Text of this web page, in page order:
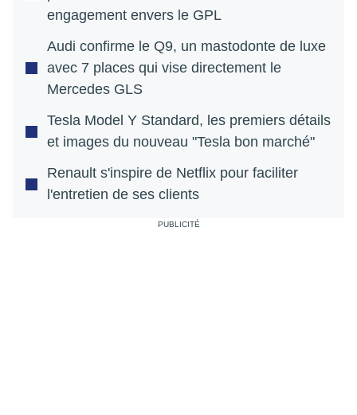
engagement envers le GPL
Audi confirme le Q9, un mastodonte de luxe
avec 7 places qui vise directement le
Mercedes GLS
Tesla Model Y Standard, les premiers détails
et images du nouveau "Tesla bon marché"
Renault s'inspire de Netflix pour faciliter
l'entretien de ses clients